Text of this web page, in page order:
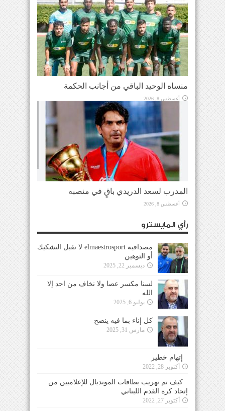
منساه الوحيد الباقي من أجانب الحكمة
أغسطس 8, 2026
المدرب لسعد الدريدي باقٍ في منصبه
أغسطس 8, 2026
رأي المايسترو
مصداقية elmaestrosport لا تقبل التشكيك
أو التوهين
ديسمبر 22, 2025
لسنا مكسر عصا ولا نخاف من احد إلا
الله
يوليو 6, 2025
كل إناء بما فيه ينضح
مارس 31, 2025
إتهام خطير
أكتوبر 28, 2022
كيف تم تهريب بطاقات المونديال للإعلاميين من
إتحاد كرة القدم اللبناني
أكتوبر 27, 2022